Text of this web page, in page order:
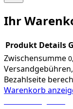
Ihr
Produkte
im
Warenkorb
Produkt Details
Zwischensumme
Bezahlseite
Warenkorb